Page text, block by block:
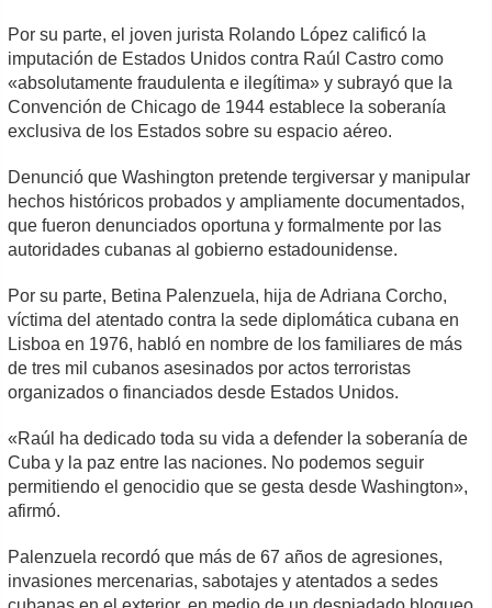
Por su parte, el joven jurista Rolando López calificó la
imputación de Estados Unidos contra Raúl Castro como
«absolutamente fraudulenta e ilegítima» y subrayó que la
Convención de Chicago de 1944 establece la soberanía
exclusiva de los Estados sobre su espacio aéreo.
Denunció que Washington pretende tergiversar y manipular
hechos históricos probados y ampliamente documentados,
que fueron denunciados oportuna y formalmente por las
autoridades cubanas al gobierno estadounidense.
Por su parte, Betina Palenzuela, hija de Adriana Corcho,
víctima del atentado contra la sede diplomática cubana en
Lisboa en 1976, habló en nombre de los familiares de más
de tres mil cubanos asesinados por actos terroristas
organizados o financiados desde Estados Unidos.
«Raúl ha dedicado toda su vida a defender la soberanía de
Cuba y la paz entre las naciones. No podemos seguir
permitiendo el genocidio que se gesta desde Washington»,
afirmó.
Palenzuela recordó que más de 67 años de agresiones,
invasiones mercenarias, sabotajes y atentados a sedes